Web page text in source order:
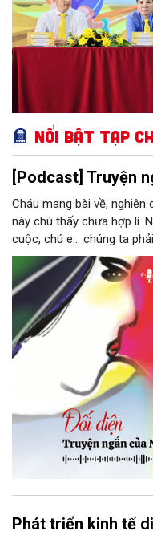
Nổi bật Tạp
[Podcast] Truyện
Cháu mang bài về,
này chú thấy chưa hợp lí.
cuộc, chú e… chúng ta
thì tiếp tục nhé! Chú Minh
ngại ngùng đỡ lấy. Đây là
bị Tổng biên tập kêu lên để
Phát triển kinh tế